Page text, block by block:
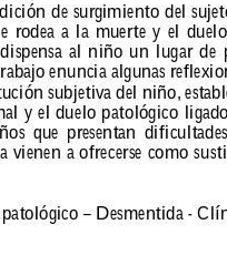
de surgimiento del
rodea a la muerte y el duelo
dispensa al niño un lugar de
enuncia algunas r
subjetiva del niño,
y el duelo patológico ligado
que presentan dificultades
vienen a ofrecerse como
patológico – Desmentida -